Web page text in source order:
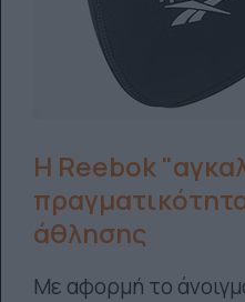
Η Reebok
άθλησης
Mε αφορμή το